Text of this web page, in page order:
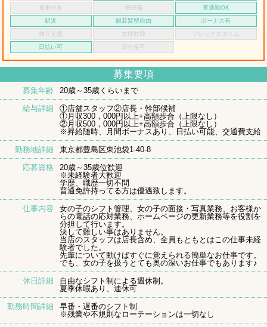
食事付き
寮完備
車通勤OK
駅近
服装髪型自由
ボーナス有
独立支援
女性歓迎
フレックスタイム
日払い可
貸付金可
募集要項
募集年齢
20歳～35歳くらいまで
給与詳細
①店舗スタッフ②店長・幹部候補
①月収300，000円以上+高額歩合（上限なし）
②月収500，000円以上+高額歩合（上限なし）
※昇給随時、月間ボーナスあり、日払い可能、交通費支給
勤務地詳細
東京都豊島区東池袋1-40-8
応募資格
20歳～35歳位歓迎
※未経験者大歓迎
学歴、職歴一切不問
普通免許持ってる方は優遇致します。
仕事内容
女の子のシフト管理、女の子の面接・写真業務、お客様か
らの電話の応対業務、ホームページの更新業務等を役割を
分担して行います。
決して難しい事はありません。
当店のスタッフは店長含め、全員もともとはこの仕事未経
験者でした。
先輩について動けばすぐに覚えられる簡単なお仕事です。
でも、女の子を扱うとても奥の深いお仕事でもあります♪
休日詳細
自由なシフト制による週休制。
夏季休暇あり、連休可
勤務時間詳細
早番・遅番のシフト制
※残業や不規則なローテーションは一切なし